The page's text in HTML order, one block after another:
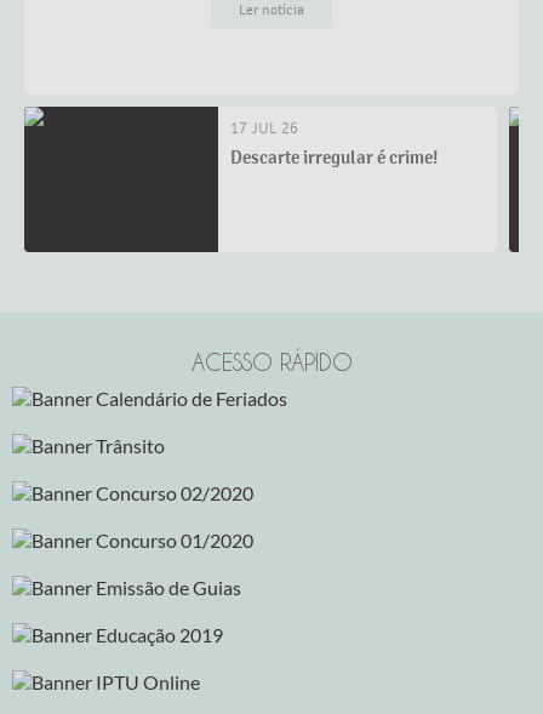
Ler notícia
17 JUL 26
Descarte irregular é crime!
ACESSO RÁPIDO